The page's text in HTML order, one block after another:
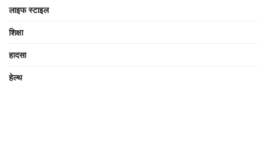
लाइफ स्टाइल
शिक्षा
हादसा
हेल्थ